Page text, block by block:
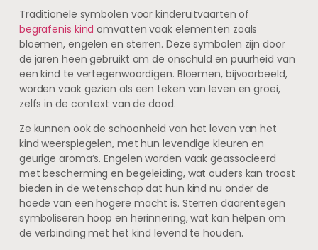
Traditionele symbolen voor kinderuitvaarten of
begrafenis kind omvatten vaak elementen zoals
bloemen, engelen en sterren. Deze symbolen zijn door
de jaren heen gebruikt om de onschuld en puurheid van
een kind te vertegenwoordigen. Bloemen, bijvoorbeeld,
worden vaak gezien als een teken van leven en groei,
zelfs in de context van de dood.
Ze kunnen ook de schoonheid van het leven van het
kind weerspiegelen, met hun levendige kleuren en
geurige aroma’s. Engelen worden vaak geassocieerd
met bescherming en begeleiding, wat ouders kan troost
bieden in de wetenschap dat hun kind nu onder de
hoede van een hogere macht is. Sterren daarentegen
symboliseren hoop en herinnering, wat kan helpen om
de verbinding met het kind levend te houden.